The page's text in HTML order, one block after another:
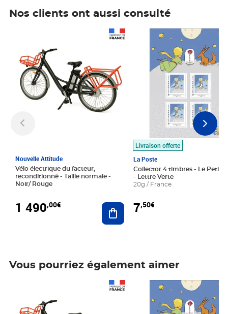
Nos clients ont aussi consulté
Nouvelle Attitude
Vélo électrique du facteur,
reconditionné - Taille normale -
Noir/ Rouge
1 490,00€ Ajouter au panier
Livraison offerte
La Poste
Collector 4 timbres - Le Petit
- Lettre Verte
20g / France
7,50€
Prix 7,50€
Vous pourriez également aimer
Prix 7,50€